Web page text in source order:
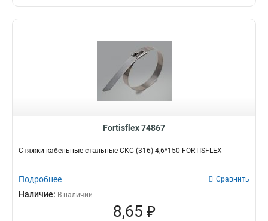
Fortisflex 74867
Стяжки кабельные стальные СКС (316) 4,6*150 FORTISFLEX
Подробнее Сравнить
Наличие: В наличии
8,65 ₽